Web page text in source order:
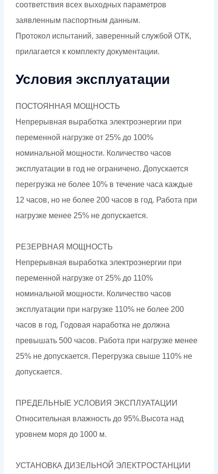
соответствия всех выходных параметров
заявленным паспортным данным.
Протокол испытаний, заверенный службой ОТК,
прилагается к комплекту документации.
Условия эксплуатации
ПОСТОЯННАЯ МОЩНОСТЬ
Непрерывная выработка электроэнергии при
переменной нагрузке от 25% до 100%
номинальной мощности. Количество часов
эксплуатации в год не ограничено. Допускается
перегрузка не более 10% в течение часа каждые
12 часов, но не более 200 часов в год. Работа при
нагрузке менее 25% не допускается.
РЕЗЕРВНАЯ МОЩНОСТЬ
Непрерывная выработка электроэнергии при
переменной нагрузке от 25% до 110%
номинальной мощности. Количество часов
эксплуатации при нагрузке 110% не более 200
часов в год. Годовая наработка не должна
превышать 500 часов. Работа при нагрузке менее
25% не допускается. Перегрузка свыше 110% не
допускается.
ПРЕДЕЛЬНЫЕ УСЛОВИЯ ЭКСПЛУАТАЦИИ
Относительная влажность до 95%.Высота над
уровнем моря до 1000 м.
УСТАНОВКА ДИЗЕЛЬНОЙ ЭЛЕКТРОСТАНЦИИ